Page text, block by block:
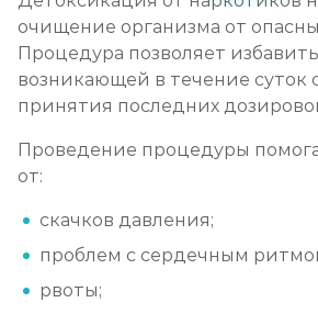
очищение организма от
Процедура позволяет
возникающей в течение суток
принятия последних
Проведение процедуры
от:
скачков давления;
проблем с сердечным
рвоты;